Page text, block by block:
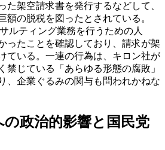
た架空請求書を発行するなどして、
額の脱税を図ったとされている。
ルティング業務を行うための人
ったことを確認しており、請求が架
ている。一連の行為は、キロン社が
禁じている「あらゆる形態の腐敗」
、企業ぐるみの関与も問われかねな
政治的影響と国民党